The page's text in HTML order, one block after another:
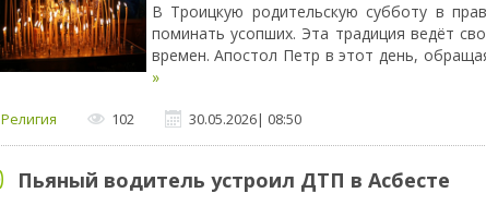
В Троицкую родительскую субботу в
поминать усопших. Эта традиция ведёт
времен. Апостол Петр в этот день,
»
Религия 102 30.05.2026| 08:50
Пьяный водитель устроил ДТП в Асбесте